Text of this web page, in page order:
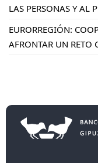
LAS PERSONAS Y AL
EURORREGIÓN:
AFRONTAR UN RETO